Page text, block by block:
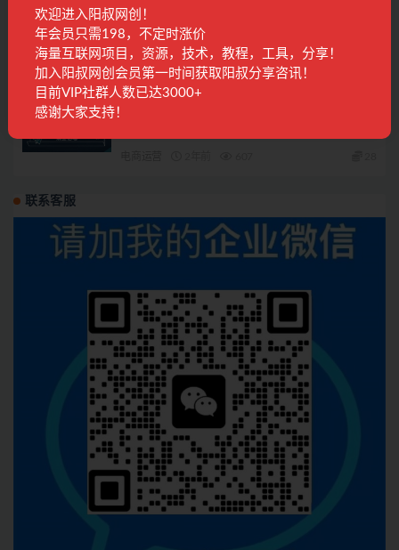
短视频从0到1的实战营：系统覆盖商业定位,内
容创作到变现闭环的全链路技能
精品课程 12月前 123
联系客服
欢迎进入阳叔网创！
年会员只需198，不定时涨价
海量互联网项目，资源，技术，教程，工具，分享！
加入阳叔网创会员第一时间获取阳叔分享咨讯！
目前VIP社群人数已达3000+
感谢大家支持！